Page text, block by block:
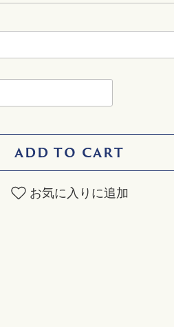
ADD TO CART
お気に入りに追加